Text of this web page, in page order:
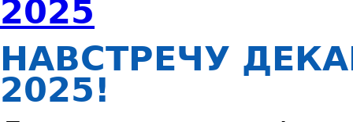
2025
НАВСТРЕЧУ
2025!